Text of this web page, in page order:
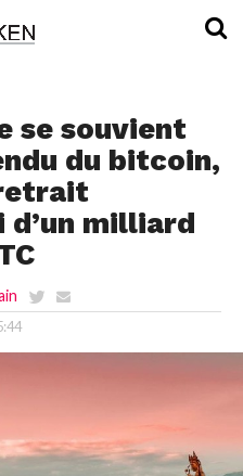
se souvient
du bitcoin,
milliard